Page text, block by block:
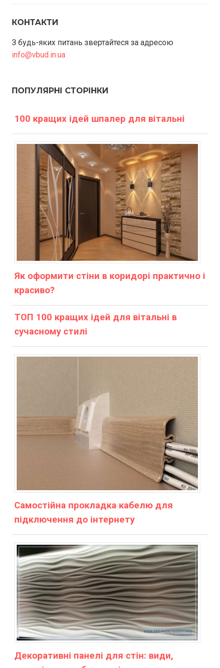
КОНТАКТИ
З будь-яких питань звертайтеся за адресою
info@vbud.in.ua
ПОПУЛЯРНІ СТОРІНКИ
100 кращих ідей шпалер для вітальні
Як оформити стіни в коридорі практично і
красиво?
ТОП 100 кращих ідей для вітальні в
сучасному стилі
Самостійна прокладка кабелю для
підключення до інтернету
Декоративні панелі для стін: види,